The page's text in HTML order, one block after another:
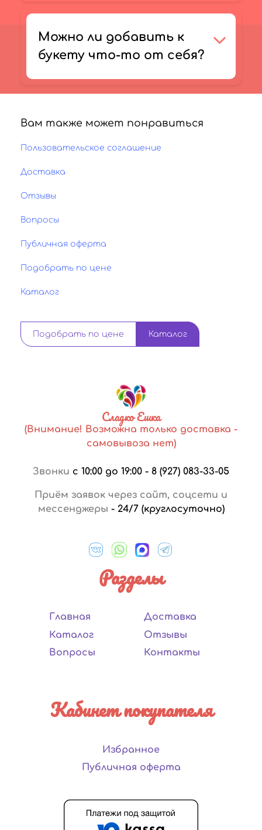
Можно ли добавить к
букету что-то от себя?
Вам также может понравиться
Пользовательское соглашение
Доставка
Отзывы
Вопросы
Публичная оферта
Подобрать по цене
Каталог
Подобрать по цене Каталог
Сладко Ешка
(Внимание! Возможна только доставка -
самовывоза нет)
Звонки с 10:00 до 19:00 - 8 (927) 083-33-05
Приём заявок через сайт, соцсети и
мессенджеры - 24/7 (круглосуточно)
Разделы
Главная
Каталог
Вопросы
Доставка
Отзывы
Контакты
Кабинет покупателя
Избранное
Публичная оферта